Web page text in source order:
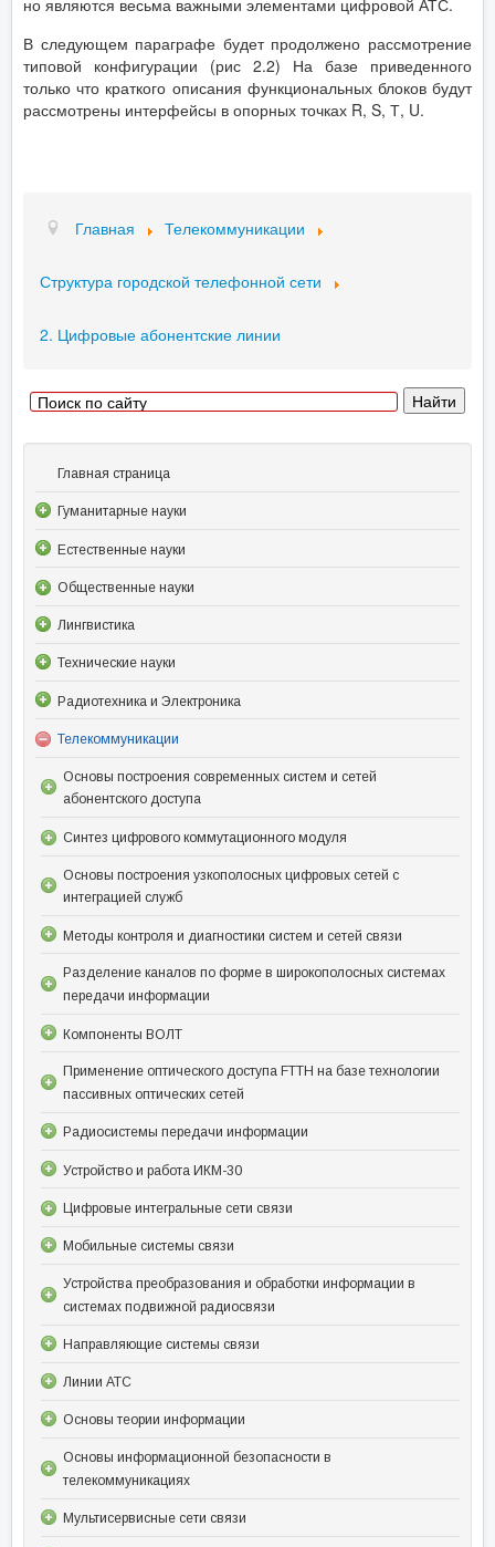
В следующем параграфе будет продолжено рассмотрение
типовой конфигурации (рис 2.2) На базе приведенного
только что краткого описания функциональных блоков будут
рассмотрены интерфейсы в опорных точках R, S, Т, U.
Главная Телекоммуникации
Структура городской телефонной сети
2. Цифровые абонентские линии
Главная страница
Гуманитарные науки
Естественные науки
Общественные науки
Лингвистика
Технические науки
Радиотехника и Электроника
Телекоммуникации
Основы построения современных систем и сетей
абонентского доступа
Синтез цифрового коммутационного модуля
Основы построения узкополосных цифровых сетей с
интеграцией служб
Методы контроля и диагностики систем и сетей связи
Разделение каналов по форме в широкополосных системах
передачи информации
Компоненты ВОЛТ
Применение оптического доступа FTTH на базе технологии
пассивных оптических сетей
Радиосистемы передачи информации
Устройство и работа ИКМ-30
Цифровые интегральные сети связи
Мобильные системы связи
Устройства преобразования и обработки информации в
системах подвижной радиосвязи
Направляющие системы связи
Линии АТС
Основы теории информации
Основы информационной безопасности в
телекоммуникациях
Мультисервисные сети связи